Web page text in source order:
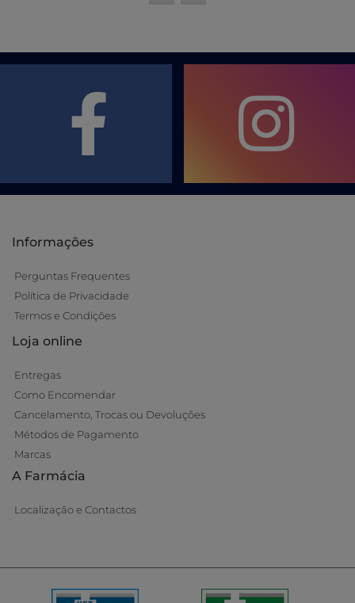
Informações
Perguntas Frequentes
Política de Privacidade
Termos e Condições
Loja online
Entregas
Como Encomendar
Cancelamento, Trocas ou Devoluções
Métodos de Pagamento
Marcas
A Farmácia
Localização e Contactos